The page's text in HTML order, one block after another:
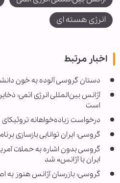
انرژی هسته ای
اخبار مرتبط
دستان گروسی آلوده به خون
است
درخواست زیاده‌خواهانه تروئیکای
گروسی: ایران توانایی بازسازی
گروسی بدون اشاره به حملات
ایران با آژانس» شد
گروسی: بازرسان آژانس هنوز به